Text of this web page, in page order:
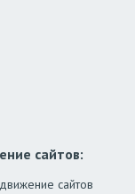
сайтов:
сайтов